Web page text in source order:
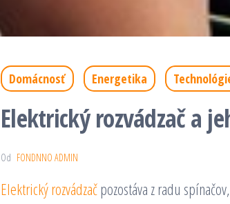
Domácnosť Energetika
Elektrický rozvádzač a
Od FONDNNO ADMIN
Elektrický rozvádzač pozostáva z radu